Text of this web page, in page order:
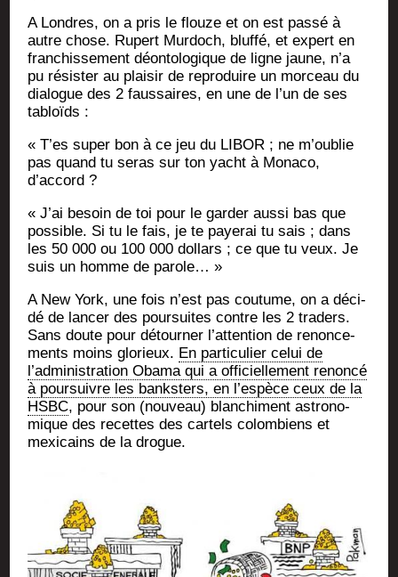
A Londres, on a pris le flouze et on est pas­sé à
autre chose. Rupert Mur­doch, bluf­fé, et expert en
fran­chis­se­ment déon­to­lo­gique de ligne jaune, n’a
pu résis­ter au plai­sir de repro­duire un mor­ceau du
dia­logue des 2 faus­saires, en une de l’un de ses
tabloïds :
« T’es super bon à ce jeu du LIBOR ; ne m’oublie
pas quand tu seras sur ton yacht à Mona­co,
d’accord ?
« J’ai besoin de toi pour le gar­der aus­si bas que
pos­sible. Si tu le fais, je te paye­rai tu sais ; dans
les 50 000 ou 100 000 dol­lars ; ce que tu veux. Je
suis un homme de parole… »
A New York, une fois n’est pas cou­tume, on a déci­
dé de lan­cer des pour­suites contre les 2 tra­ders.
Sans doute pour détour­ner l’attention de renon­ce­
ments moins glo­rieux. En par­ti­cu­lier celui de
l’administration Oba­ma qui a offi­ciel­le­ment renon­cé
à pour­suivre les banks­ters, en l’espèce ceux de la
HSBC, pour son (nou­veau) blan­chi­ment astro­no­
mique des recettes des car­tels colom­biens et
mexi­cains de la drogue.